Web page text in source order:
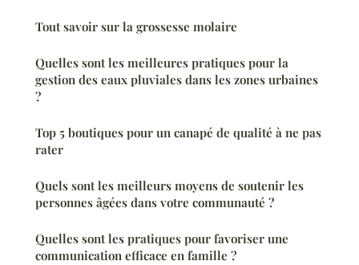
Tout savoir sur la grossesse molaire
Quelles sont les meilleures pratiques pour la
gestion des eaux pluviales dans les zones urbaines
?
Top 5 boutiques pour un canapé de qualité à ne pas
rater
Quels sont les meilleurs moyens de soutenir les
personnes âgées dans votre communauté ?
Quelles sont les pratiques pour favoriser une
communication efficace en famille ?